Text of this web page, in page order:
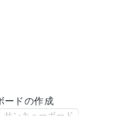
ードの作成
サンキューボード